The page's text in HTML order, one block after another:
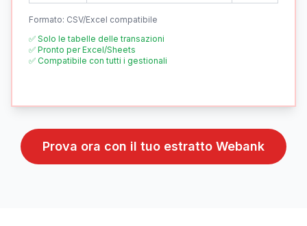
Formato: CSV/Excel compatibile
✅ Solo le tabelle delle transazioni
✅ Pronto per Excel/Sheets
✅ Compatibile con tutti i gestionali
Prova ora con il tuo estratto Webank